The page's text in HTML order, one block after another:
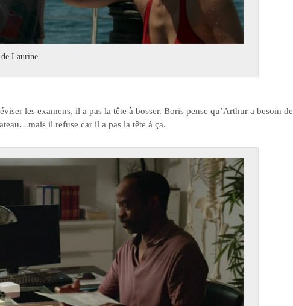
Laurine
les examens, il a pas la tête à bosser. Boris pense qu’Arthur a besoin de
il refuse car il a pas la tête à ça.